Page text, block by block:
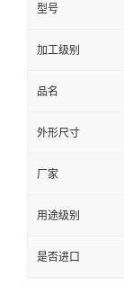
型号
加工级别
品名
外形尺寸
厂家
用途级别
是否进口